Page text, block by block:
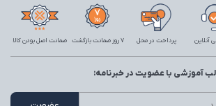
آنلاین پرداخت در محل 7 روز ضمانت بازگشت ضمانت اصل بودن کالا
آموزشی با عضویت در خبرنامه: